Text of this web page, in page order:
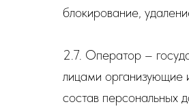
блокирование,
2.7. Оператор –
лицами организующие
состав персональных